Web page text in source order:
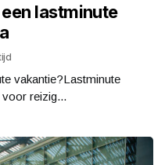
lastminute
vakantie?Lastminute
reizig...